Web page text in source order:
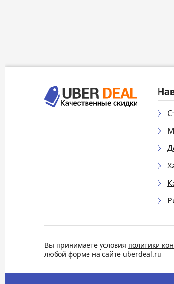
Вы принимаете условия политики
любой форме на сайте uberdeal.ru